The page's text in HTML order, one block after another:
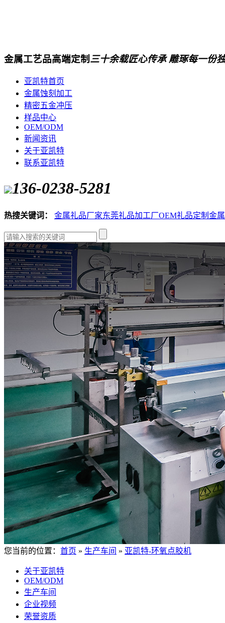
金属工艺品高端定制 三十余载匠心传承 雕琢每一份
亚凯特首页
金属蚀刻加工
精密五金冲压
样品中心
OEM/ODM
新闻资讯
关于亚凯特
联系亚凯特
136-0238-5281
热搜关键词： 金属礼品厂家东莞礼品加工厂OEM礼品定制 金
您当前的位置： 首页 » 生产车间 » 亚凯特-环氧点胶机
关于亚凯特
OEM/ODM
生产车间
企业视频
荣誉资质